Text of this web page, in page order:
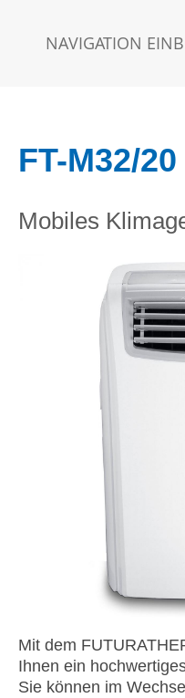
NAVIGATION
FT-M32/20
Mobiles
Mit dem
Ihnen ein
Sie können im